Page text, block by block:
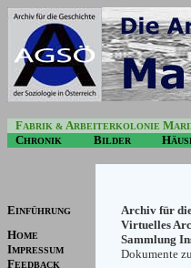
FABRIK & ARBEITERKOLONIE M
CHRONIK BILDER H
EINFÜHRUNG
HOME
IMPRESSUM
FEEDBACK
Archiv für
Virtuelles
Sammlung
Dokumente